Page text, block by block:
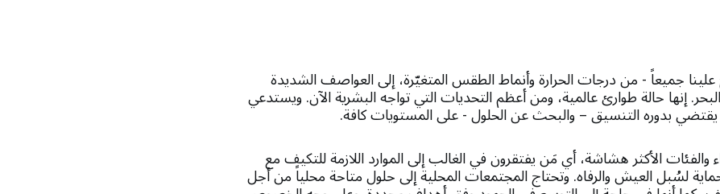
علينا جميعاً - من درجات الحرارة وأنماط الطقس المتغيّرة، إلى العواصف الشديدة
إنها حالة طوارئ عالمية، ومن أعظم التحديات التي تواجه البشرية الآن. ويستدعي
يقتضي بدوره التنسيق – والبحث عن الحلول - على المستويات كافة.
والفئات الأكثر هشاشة، أي مَن يفتقرون في الغالب إلى الموارد اللازمة للتكيف مع
لسُبل العيش والرفاه. وتحتاج المجتمعات المحلية إلى حلول متاحة محلياً من أجل